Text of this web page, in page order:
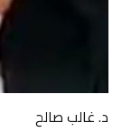
د. غالب صالح